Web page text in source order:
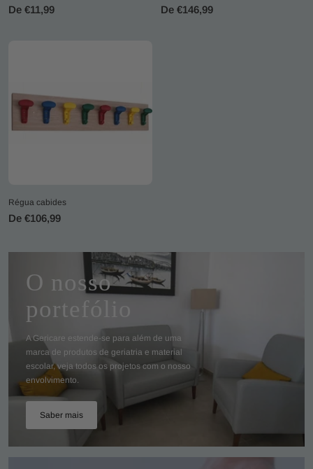
Preço
De €11,99
Preço
De €146,99
Régua cabides
Preço
De €106,99
O nosso
portefólio
A Gericare estende-se para além de uma
marca de produtos de geriatria e material
escolar, veja todos os projetos com o nosso
envolvimento.
Saber mais